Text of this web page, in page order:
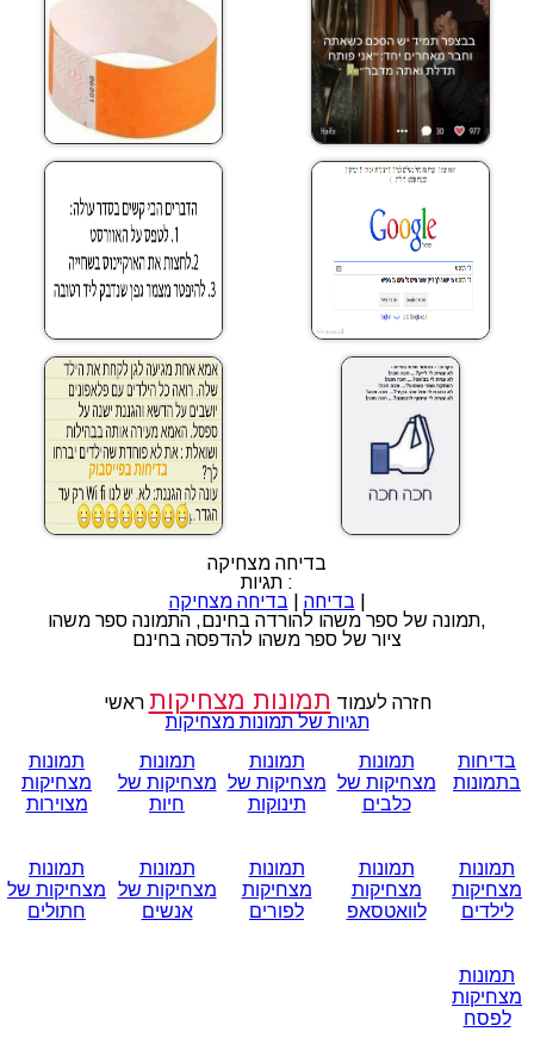
בדיחה מצחיקה
תגיות :
בדיחה
בדיחה מצחיקה
תמונה של ספר משהו להורדה בחינם, התמונה ספר משהו,
ציור של ספר משהו להדפסה בחינם
חזרה לעמוד תמונות מצחיקות ראשי
תגיות של תמונות מצחיקות
בדיחות
בתמונות
תמונות
מצחיקות של
כלבים
תמונות
מצחיקות של
תינוקות
תמונות
מצחיקות של
חיות
תמונות
מצחיקות
מצוירות
תמונות
מצחיקות
לילדים
תמונות
מצחיקות
לוואטסאפ
תמונות
מצחיקות
לפורים
תמונות
מצחיקות של
אנשים
תמונות
מצחיקות של
חתולים
תמונות
מצחיקות
לפסח